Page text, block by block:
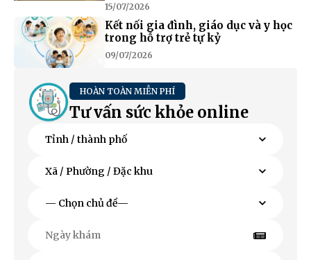
15/07/2026
Kết nối gia đình, giáo dục và y học
trong hỗ trợ trẻ tự kỷ
09/07/2026
HOÀN TOÀN MIỄN PHÍ
Tư vấn sức khỏe online